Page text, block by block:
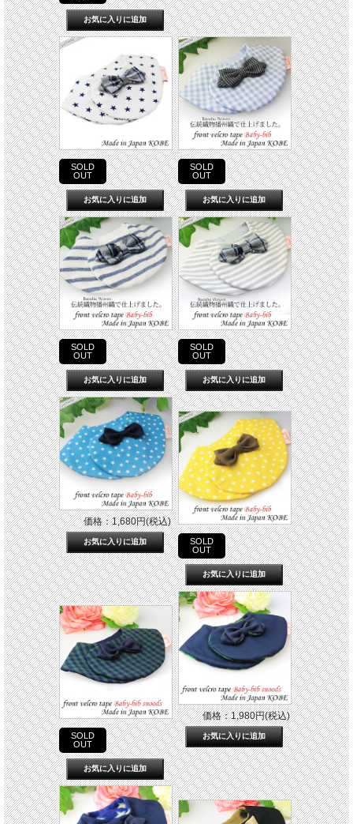
SOLD
OUT
SOLD
OUT
SOLD
OUT
SOLD
OUT
価格：1,680円(税込)
SOLD
OUT
SOLD
OUT
価格：1,980円(税込)